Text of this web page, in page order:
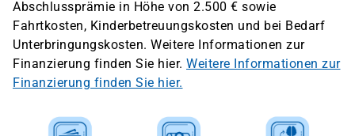
Abschlussprämie in Höhe von 2.500 € sowie
Fahrtkosten, Kinderbetreuungskosten und bei Bedarf
Unterbringungskosten. Weitere Informationen zur
Finanzierung finden Sie hier. Weitere Informationen zur
Finanzierung finden Sie hier.